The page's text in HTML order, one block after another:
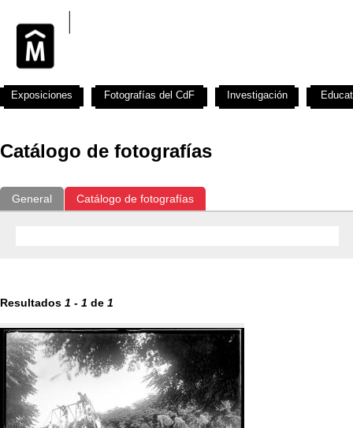
Catálogo de fotografías
General Catálogo de fotografías
Resultados 1 - 1 de 1
Exposiciones Fotografías del CdF Investigación